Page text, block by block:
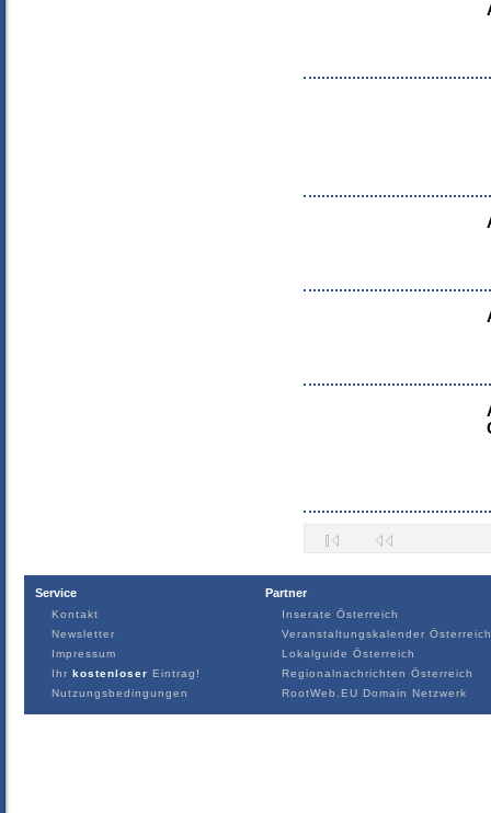
Service
Kontakt
Newsletter
Impressum
Ihr kostenloser Eintrag!
Nutzungsbedingungen
Partner
Inserate Österreich
Veranstaltungskalender Österreich
Lokalguide Österreich
Regionalnachrichten Österreich
RootWeb.EU Domain Netzwerk